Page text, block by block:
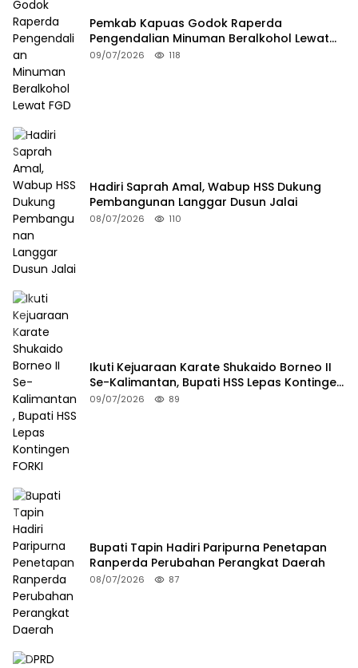
Pemkab Kapuas Godok Raperda
Pengendalian Minuman Beralkohol Lewat
FGD
09/07/2026 118
Hadiri Saprah Amal, Wabup HSS Dukung
Pembangunan Langgar Dusun Jalai
08/07/2026 110
Ikuti Kejuaraan Karate Shukaido Borneo II
Se-Kalimantan, Bupati HSS Lepas Kontingen
FORKI
09/07/2026 89
Bupati Tapin Hadiri Paripurna Penetapan
Ranperda Perubahan Perangkat Daerah
08/07/2026 87